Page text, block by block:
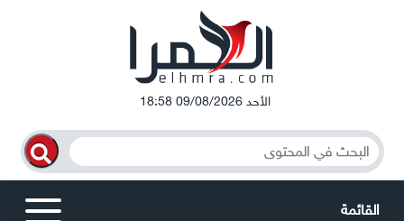
الأحد 09/08/2026 18:58
القائمة